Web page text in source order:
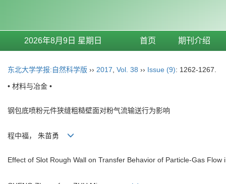
2026年8月9日 星期日 首页 期刊介绍
东北大学学报:自然科学版 ›› 2017 Vol. 38 ›› Issue (9): 1262-1267.
• 材料与冶金 •
钢包底喷粉元件狭缝粗糙壁面对粉气流输送行为影响
程中福， 朱苗勇
Effect of Slot Rough Wall on Transfer Behavior of Particle-Gas